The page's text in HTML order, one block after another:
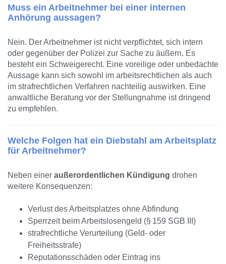
Muss ein Arbeitnehmer bei einer internen
Anhörung aussagen?
Nein. Der Arbeitnehmer ist nicht verpflichtet, sich intern
oder gegenüber der Polizei zur Sache zu äußern. Es
besteht ein Schweigerecht. Eine voreilige oder unbedachte
Aussage kann sich sowohl im arbeitsrechtlichen als auch
im strafrechtlichen Verfahren nachteilig auswirken. Eine
anwaltliche Beratung vor der Stellungnahme ist dringend
zu empfehlen.
Welche Folgen hat ein Diebstahl am Arbeitsplatz
für Arbeitnehmer?
Neben einer außerordentlichen Kündigung drohen
weitere Konsequenzen:
Verlust des Arbeitsplatzes ohne Abfindung
Sperrzeit beim Arbeitslosengeld (§ 159 SGB III)
strafrechtliche Verurteilung (Geld- oder
Freiheitsstrafe)
Reputationsschäden oder Eintrag ins